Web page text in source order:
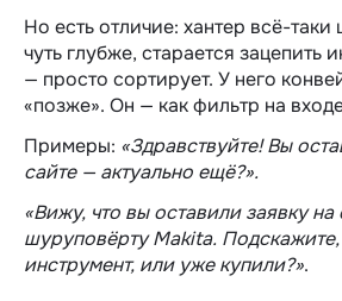
Но есть отличие: хантер всё-таки
чуть глубже, старается зацепить
— просто сортирует. У него
«позже». Он — как фильтр на
Примеры: «Здравствуйте! Вы
сайте — актуально ещё?».
«Вижу, что вы оставили заявку на
шуруповёрту Makita.
инструмент, или уже купили?».